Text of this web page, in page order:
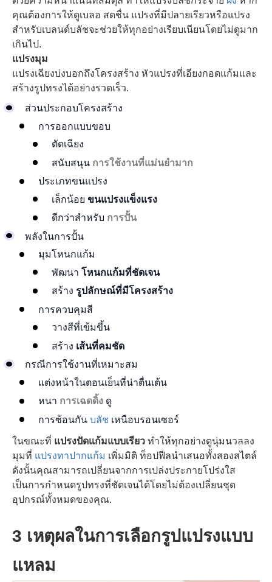
คุณต้องการให้ดูเบลอ สดชื่น แปรงที่มีปลายเรียวหรือแปรง
สำหรับเบลนด์บลัชจะช่วยให้ทุกอย่างเรียบเนียนโดยไม่ดูมาก
เกินไป.
แปรงมุม
แปรงเฉียงบ่งบอกถึงโครงสร้าง หัวแปรงที่เอียงกอดแก้มและ
สร้างรูปทรงได้อย่างรวดเร็ว.
ส่วนประกอบโครงสร้าง
การออกแบบขอบ
ตัดเฉียง
สนับสนุน การใช้งานที่แม่นยำมาก
ประเภทขนแปรง
เล็กน้อย ขนแปรงแข็งแรง
ดีกว่าสำหรับ การปั้น
พลังในการปั้น
มุมโหนกแก้ม
พัฒนา โหนกแก้มที่ชัดเจน
สร้าง รูปลักษณ์ที่มีโครงสร้าง
การควบคุมสี
วางสีที่เข้มขึ้น
สร้าง เส้นที่คมชัด
กรณีการใช้งานที่เหมาะสม
แต่งหน้าในตอนเย็นที่น่าตื่นเต้น
หนา การเฉดดิ้ง ดู
การซ้อนกัน บลัช เหนือบรอนเซอร์
ในขณะที่ แปรงปัดแก้มแบบเรียว ทำให้ทุกอย่างดูนุ่มนวลลง
มุมที่ แปรงทาปากแก้ม เพิ่มมิติ ท็อปฟีลนำเสนอทั้งสองสไตล์
ดังนั้นคุณสามารถเปลี่ยนจากการเปล่งประกายโปร่งใส
เป็นการกำหนดรูปทรงที่ชัดเจนได้โดยไม่ต้องเปลี่ยนชุด
อุปกรณ์ทั้งหมดของคุณ.
3 เหตุผลในการเลือกรูปแปรงแบบ
แหลม